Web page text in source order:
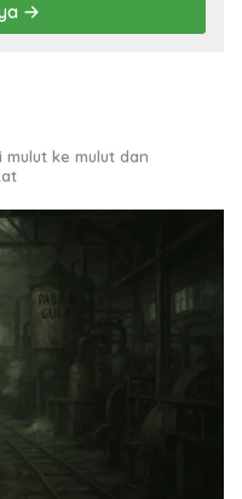
ke mulut dan